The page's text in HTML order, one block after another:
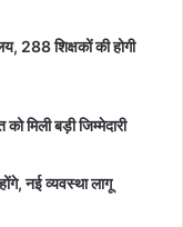
288 शिक्षकों की होगी
मिली बड़ी जिम्मेदारी
नई व्यवस्था लागू